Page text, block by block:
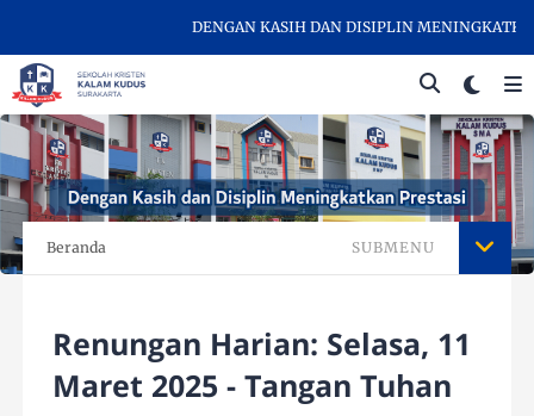
DENGAN KASIH DAN DISIPLIN MENINGKATKAN
Beranda SUBMENU
Renungan Harian: Selasa, 11
Maret 2025 - Tangan Tuhan